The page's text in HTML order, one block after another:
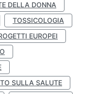
DELLA DONNA
TOSSICOLOGIA
EUROPEI
SULLA SALUTE